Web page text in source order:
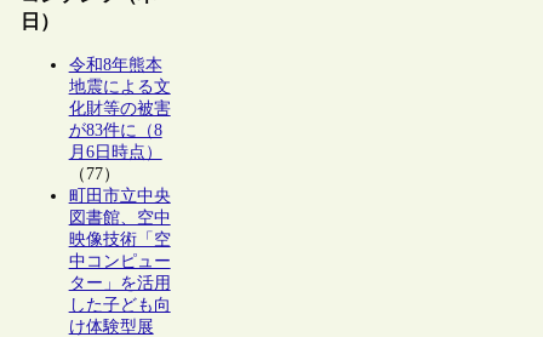
日）
令和8年熊本
地震による文
化財等の被害
が83件に（8
月6日時点）
（77）
町田市立中央
図書館、空中
映像技術「空
中コンピュー
ター」を活用
した子ども向
け体験型展